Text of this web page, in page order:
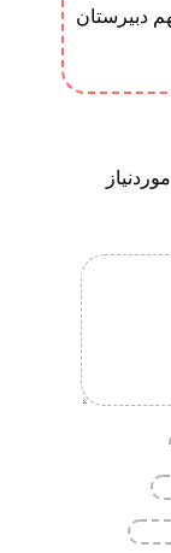
دبیرستان